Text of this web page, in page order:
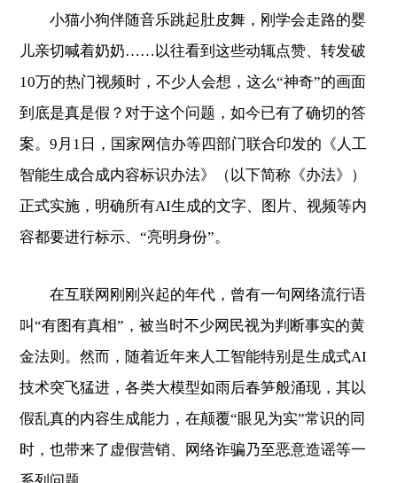
小猫小狗伴随音乐跳起肚皮舞，刚学会走路的婴
儿亲切喊着奶奶……以往看到这些动辄点赞、转发破
10万的热门视频时，不少人会想，这么“神奇”的画面
到底是真是假？对于这个问题，如今已有了确切的答
案。9月1日，国家网信办等四部门联合印发的《人工
智能生成合成内容标识办法》（以下简称《办法》）
正式实施，明确所有AI生成的文字、图片、视频等内
容都要进行标示、“亮明身份”。
在互联网刚刚兴起的年代，曾有一句网络流行语
叫“有图有真相”，被当时不少网民视为判断事实的黄
金法则。然而，随着近年来人工智能特别是生成式AI
技术突飞猛进，各类大模型如雨后春笋般涌现，其以
假乱真的内容生成能力，在颠覆“眼见为实”常识的同
时，也带来了虚假营销、网络诈骗乃至恶意造谣等一